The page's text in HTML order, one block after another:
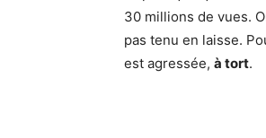
30 millions de vues.
pas tenu en laisse.
est agressée, à tort.